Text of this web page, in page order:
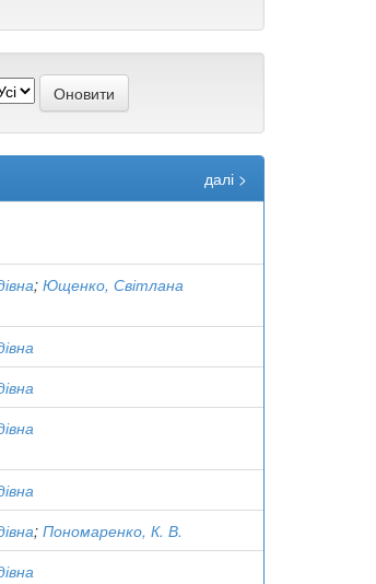
далі >
; Ющенко, Світлана
; Пономаренко, К. В.